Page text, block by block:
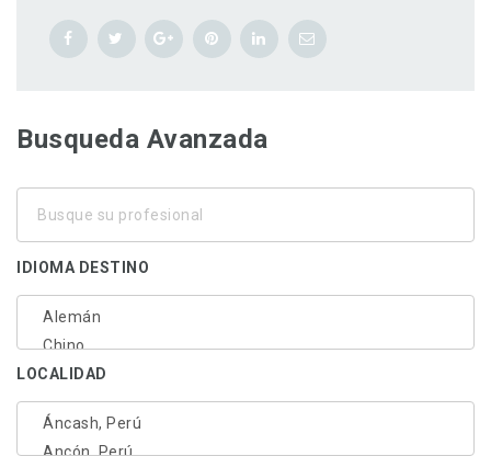
Busqueda Avanzada
IDIOMA DESTINO
LOCALIDAD